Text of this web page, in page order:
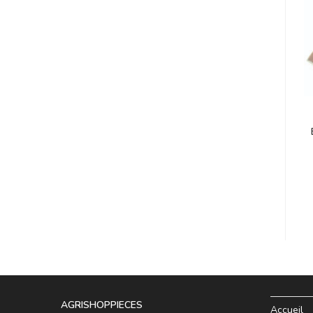
AGRISHOPPIECES Accueil